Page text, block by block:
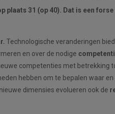
plaats 31 (op 40). Dat is een
Technologische veranderingen
en over de nodige
competenties met betrekking
hebben om te bepalen waar
dimensies evolueren ook de